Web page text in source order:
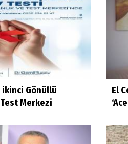
Gönüllü
Test Merkezi
El